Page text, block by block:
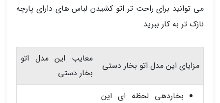
می توانید برای راحت تر اتو کشیدن لباس های دارای پارچه
نازک تر به کار ببرید.
مزایای این مدل اتو بخار دستی
معایب این مدل اتو
بخار دستی
بخاردهی لحظه ای این